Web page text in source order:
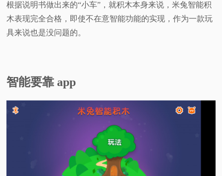
根据说明书做出来的“小车”，就积木本身来说，米兔智能积
木表现完全合格，即使不在意智能功能的实现，作为一款玩
具来说也是没问题的。
智能要靠 app